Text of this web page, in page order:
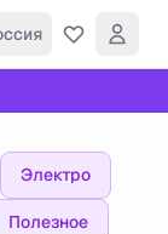
Электро
Полезное